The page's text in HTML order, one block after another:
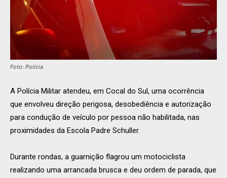
Foto: Polícia
A Polícia Militar atendeu, em Cocal do Sul, uma ocorrência
que envolveu direção perigosa, desobediência e autorização
para condução de veículo por pessoa não habilitada, nas
proximidades da Escola Padre Schuller.
Durante rondas, a guarnição flagrou um motociclista
realizando uma arrancada brusca e deu ordem de parada, que